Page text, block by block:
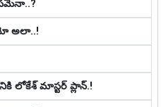
అలా..!
లోకేశ్ మాస్ట‌ర్ ప్లాన్‌.!